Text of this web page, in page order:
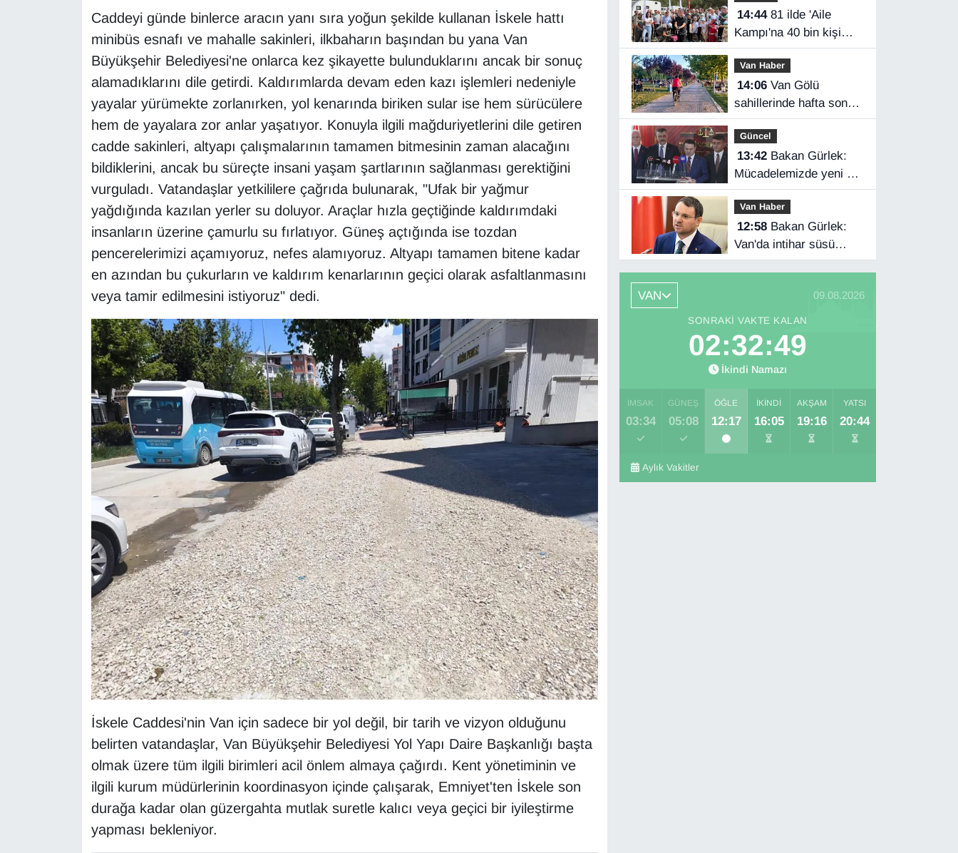
Caddeyi günde binlerce aracın yanı sıra yoğun şekilde kullanan İskele hattı
minibüs esnafı ve mahalle sakinleri, ilkbaharın başından bu yana Van
Büyükşehir Belediyesi'ne onlarca kez şikayette bulunduklarını ancak bir sonuç
alamadıklarını dile getirdi. Kaldırımlarda devam eden kazı işlemleri nedeniyle
yayalar yürümekte zorlanırken, yol kenarında biriken sular ise hem sürücülere
hem de yayalara zor anlar yaşatıyor. Konuyla ilgili mağduriyetlerini dile getiren
cadde sakinleri, altyapı çalışmalarının tamamen bitmesinin zaman alacağını
bildiklerini, ancak bu süreçte insani yaşam şartlarının sağlanması gerektiğini
vurguladı. Vatandaşlar yetkililere çağrıda bulunarak, "Ufak bir yağmur
yağdığında kazılan yerler su doluyor. Araçlar hızla geçtiğinde kaldırımdaki
insanların üzerine çamurlu su fırlatıyor. Güneş açtığında ise tozdan
pencerelerimizi açamıyoruz, nefes alamıyoruz. Altyapı tamamen bitene kadar
en azından bu çukurların ve kaldırım kenarlarının geçici olarak asfaltlanmasını
veya tamir edilmesini istiyoruz" dedi.
İskele Caddesi'nin Van için sadece bir yol değil, bir tarih ve vizyon olduğunu
belirten vatandaşlar, Van Büyükşehir Belediyesi Yol Yapı Daire Başkanlığı başta
olmak üzere tüm ilgili birimleri acil önlem almaya çağırdı. Kent yönetiminin ve
ilgili kurum müdürlerinin koordinasyon içinde çalışarak, Emniyet'ten İskele son
durağa kadar olan güzergahta mutlak suretle kalıcı veya geçici bir iyileştirme
yapması bekleniyor.
14:4481 ilde 'Aile
Kampı'na 40 bin kişi
katıldı
Van Haber
14:06Van Gölü
sahillerinde hafta sonu
yoğunluğu
Güncel
13:42Bakan Gürlek:
Mücadelemizde yeni bir
boyuta geçeceğiz
Van Haber
12:58Bakan Gürlek:
Van'da intihar süsü
verilen olay aydınlatıldı
VAN 09.08.2026
SONRAKI VAKTE KALAN
02:32:47
İkindi Namazı
İMSAK
03:34
GÜNEŞ
05:08
ÖĞLE
12:17
İKINDI
16:05
AKŞAM
19:16
YATSI
20:44
Aylık Vakitler
Sinema - TV
VAN'DA SPOR